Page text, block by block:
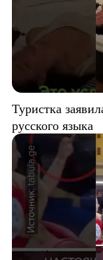
Туристка
русского языка